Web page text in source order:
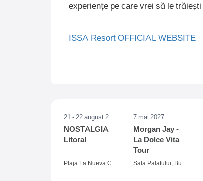
experiențe pe care vrei să le trăiești
ISSA Resort OFFICIAL WEBSITE
21 - 22 august 2026
NOSTALGIA
Litoral
Plaja La Nueva Cucaracha, Mamaia
7 mai 2027
Morgan Jay -
La Dolce Vita
Tour
Sala Palatului, Bucuresti